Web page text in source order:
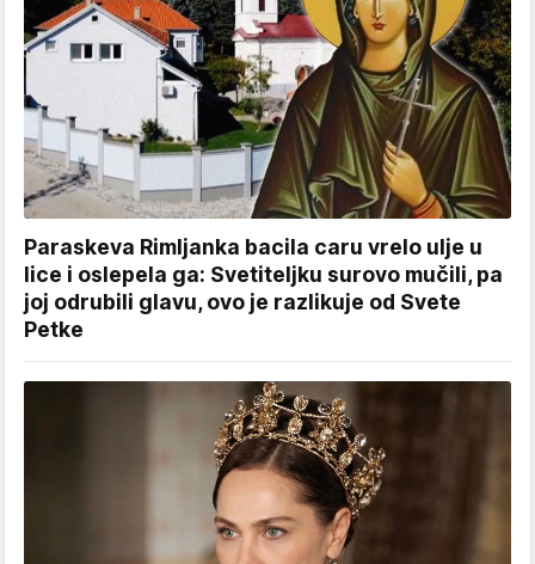
Paraskeva Rimljanka bacila caru vrelo ulje u
lice i oslepela ga: Svetiteljku surovo mučili, pa
joj odrubili glavu, ovo je razlikuje od Svete
Petke